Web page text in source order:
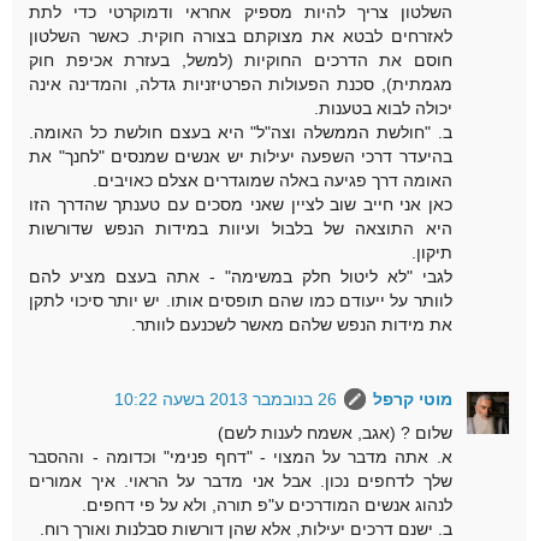
השלטון צריך להיות מספיק אחראי ודמוקרטי כדי לתת
לאזרחים לבטא את מצוקתם בצורה חוקית. כאשר השלטון
חוסם את הדרכים החוקיות (למשל, בעזרת אכיפת חוק
מגמתית), סכנת הפעולות הפרטיזניות גדלה, והמדינה אינה
יכולה לבוא בטענות.
ב. "חולשת הממשלה וצה"ל" היא בעצם חולשת כל האומה.
בהיעדר דרכי השפעה יעילות יש אנשים שמנסים "לחנך" את
האומה דרך פגיעה באלה שמוגדרים אצלם כאויבים.
כאן אני חייב שוב לציין שאני מסכים עם טענתך שהדרך הזו
היא התוצאה של בלבול ועיוות במידות הנפש שדורשות
תיקון.
לגבי "לא ליטול חלק במשימה" - אתה בעצם מציע להם
לוותר על ייעודם כמו שהם תופסים אותו. יש יותר סיכוי לתקן
את מידות הנפש שלהם מאשר לשכנעם לוותר.
מוטי קרפל
26 בנובמבר 2013 בשעה 10:22
שלום ? (אגב, אשמח לענות לשם)
א. אתה מדבר על המצוי - "דחף פנימי" וכדומה - וההסבר
שלך לדחפים נכון. אבל אני מדבר על הראוי. איך אמורים
לנהוג אנשים המודרכים ע"פ תורה, ולא על פי דחפים.
ב. ישנם דרכים יעילות, אלא שהן דורשות סבלנות ואורך רוח.